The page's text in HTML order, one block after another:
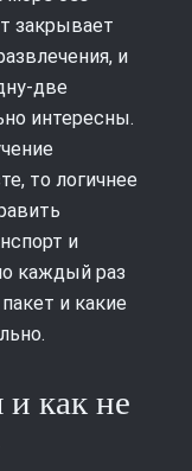
закрывает
и
интересны.
то логичнее
и
каждый раз
и какие
как не